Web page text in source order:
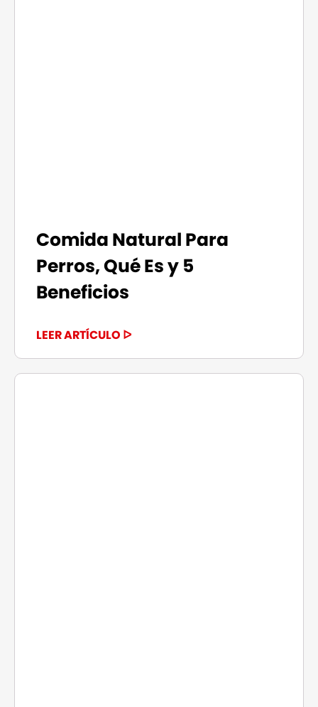
Comida Natural Para
Perros, Qué Es y 5
Beneficios
LEER ARTÍCULO ᐅ